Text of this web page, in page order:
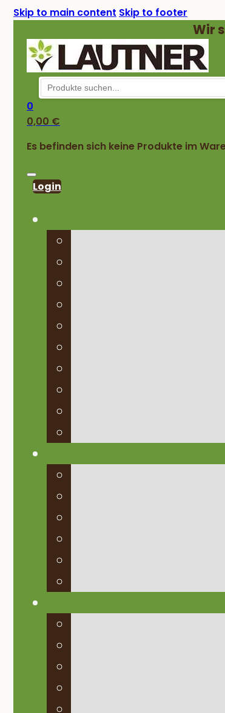
Skip to main content Skip to footer
Wir
0
0,00 €
Es befinden sich keine Produkte im
Login